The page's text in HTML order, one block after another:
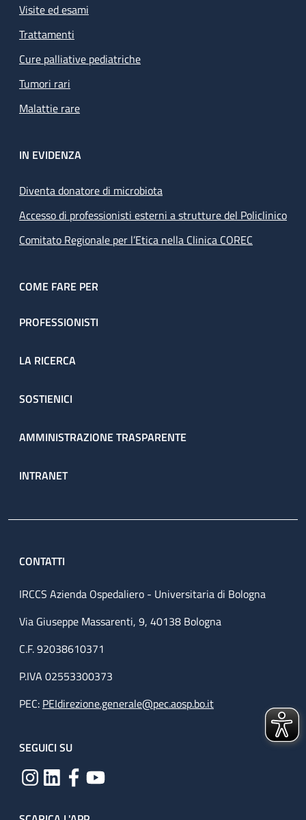
Visite ed esami
Trattamenti
Cure palliative pediatriche
Tumori rari
Malattie rare
IN EVIDENZA
Diventa donatore di microbiota
Accesso di professionisti esterni a strutture del Policlinico
Comitato Regionale per l’Etica nella Clinica COREC
COME FARE PER
PROFESSIONISTI
LA RICERCA
SOSTIENICI
AMMINISTRAZIONE TRASPARENTE
INTRANET
CONTATTI
IRCCS Azienda Ospedaliero - Universitaria di Bologna
Via Giuseppe Massarenti, 9, 40138 Bologna
C.F. 92038610371
P.IVA 02553300373
PEC: PEIdirezione.generale@pec.aosp.bo.it
SEGUICI SU